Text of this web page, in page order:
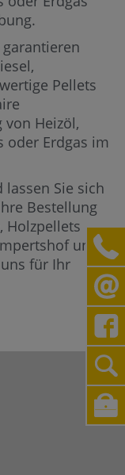
Pellets
von Heizöl,
oder Erdgas im
lassen Sie sich
Bestellung
Holzpellets
und
für Ihr